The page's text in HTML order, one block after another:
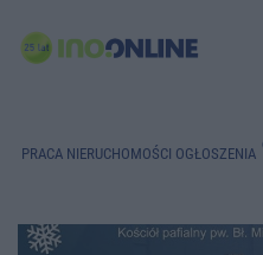
PRACA NIERUCHOMOŚCI OGŁOSZENIA